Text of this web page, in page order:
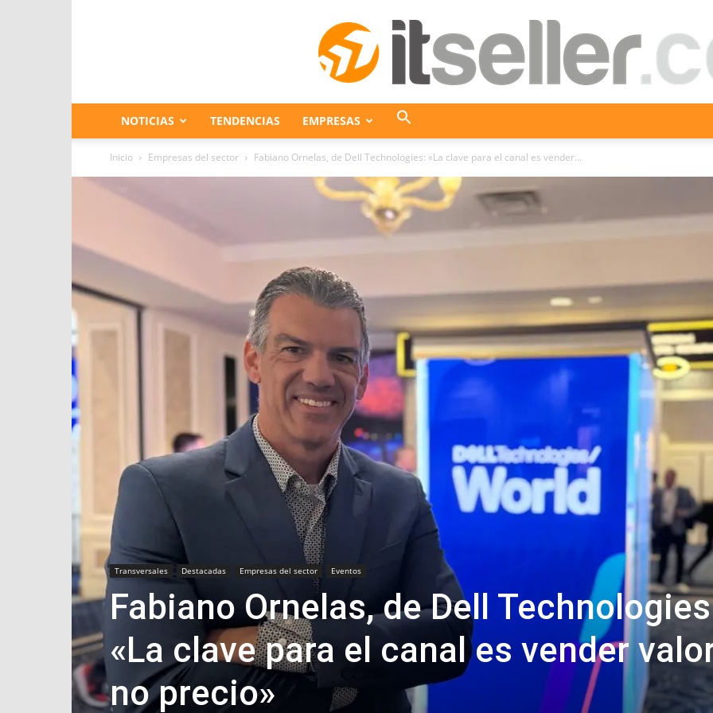
ITseller
NOTICIAS TENDENCIAS EMPRESAS
Inicio Empresas del sector Fabiano Ornelas, de Dell Technologies: «La clave para el canal es vender...
Transversales Destacadas Empresas del sector Eventos
Fabiano Ornelas, de Dell
«La clave para el canal es vender
no precio»